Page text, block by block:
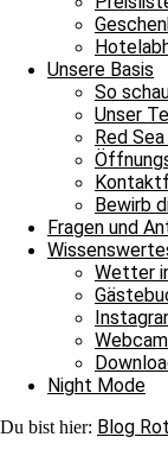
Unsere Basis
So
Unser
Red
Bewirb
Fragen und
Wetter
Webcam
Night Mode
Du bist hier: Blog
Kommentar*
E-Mail*
Impressum
Kontakt